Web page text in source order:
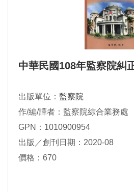
中華民國108年監察院糾
出版單位： 監察院
作/編/譯者：監察院綜合業務處
GPN：1010900954
出版／創刊日期：2020-08
價格：670